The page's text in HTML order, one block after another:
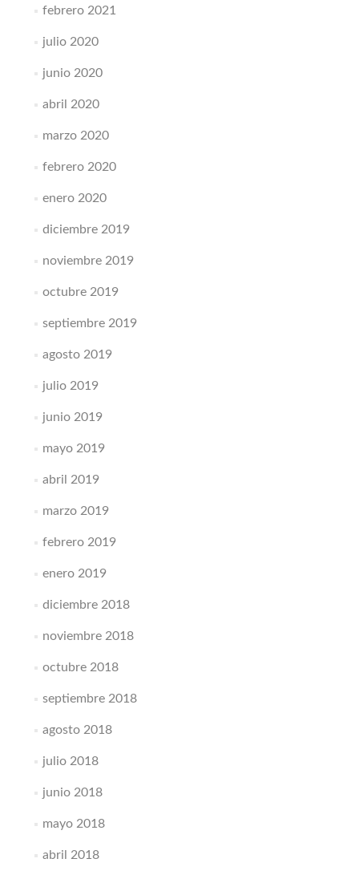
febrero 2021
julio 2020
junio 2020
abril 2020
marzo 2020
febrero 2020
enero 2020
diciembre 2019
noviembre 2019
octubre 2019
septiembre 2019
agosto 2019
julio 2019
junio 2019
mayo 2019
abril 2019
marzo 2019
febrero 2019
enero 2019
diciembre 2018
noviembre 2018
octubre 2018
septiembre 2018
agosto 2018
julio 2018
junio 2018
mayo 2018
abril 2018